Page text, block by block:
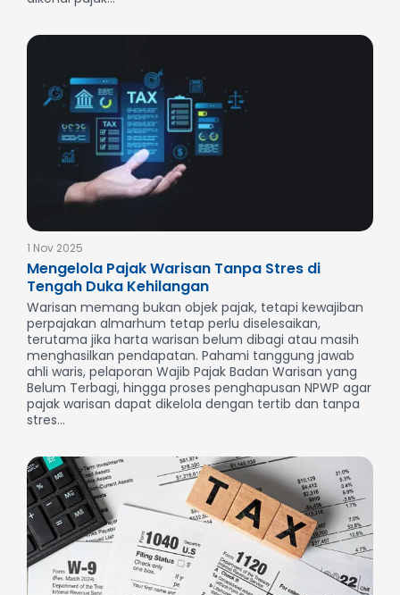
1 Nov 2025
Mengelola Pajak Warisan Tanpa Stres di
Tengah Duka Kehilangan
Warisan memang bukan objek pajak, tetapi kewajiban
perpajakan almarhum tetap perlu diselesaikan,
terutama jika harta warisan belum dibagi atau masih
menghasilkan pendapatan. Pahami tanggung jawab
ahli waris, pelaporan Wajib Pajak Badan Warisan yang
Belum Terbagi, hingga proses penghapusan NPWP agar
pajak warisan dapat dikelola dengan tertib dan tanpa
stres...